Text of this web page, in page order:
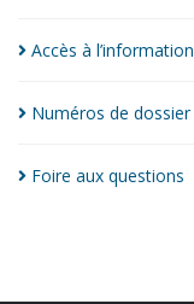
Accès à l’information
Numéros de dossier
Foire aux questions